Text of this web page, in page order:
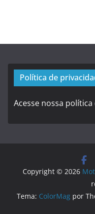
Política de
Acesse nossa
Copyright © 2026
Tema: ColorMag por